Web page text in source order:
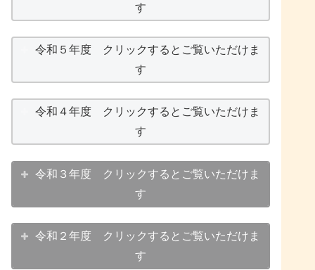
す
令和５年度 クリックするとご覧いただけま
す
令和４年度 クリックするとご覧いただけま
す
令和３年度 クリックするとご覧いただけま
す
令和２年度 クリックするとご覧いただけま
す